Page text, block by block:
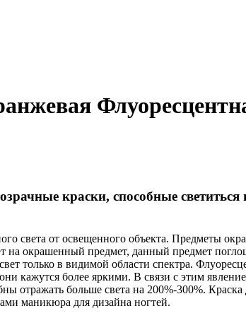
краски, способные
света от освещенного объекта. Предметы
окрашенный предмет, данный предмет
только в видимой области спектра.
кажутся более яркими. В связи с этим
отражать больше света на 200%-300%.
маникюра для дизайна ногтей.